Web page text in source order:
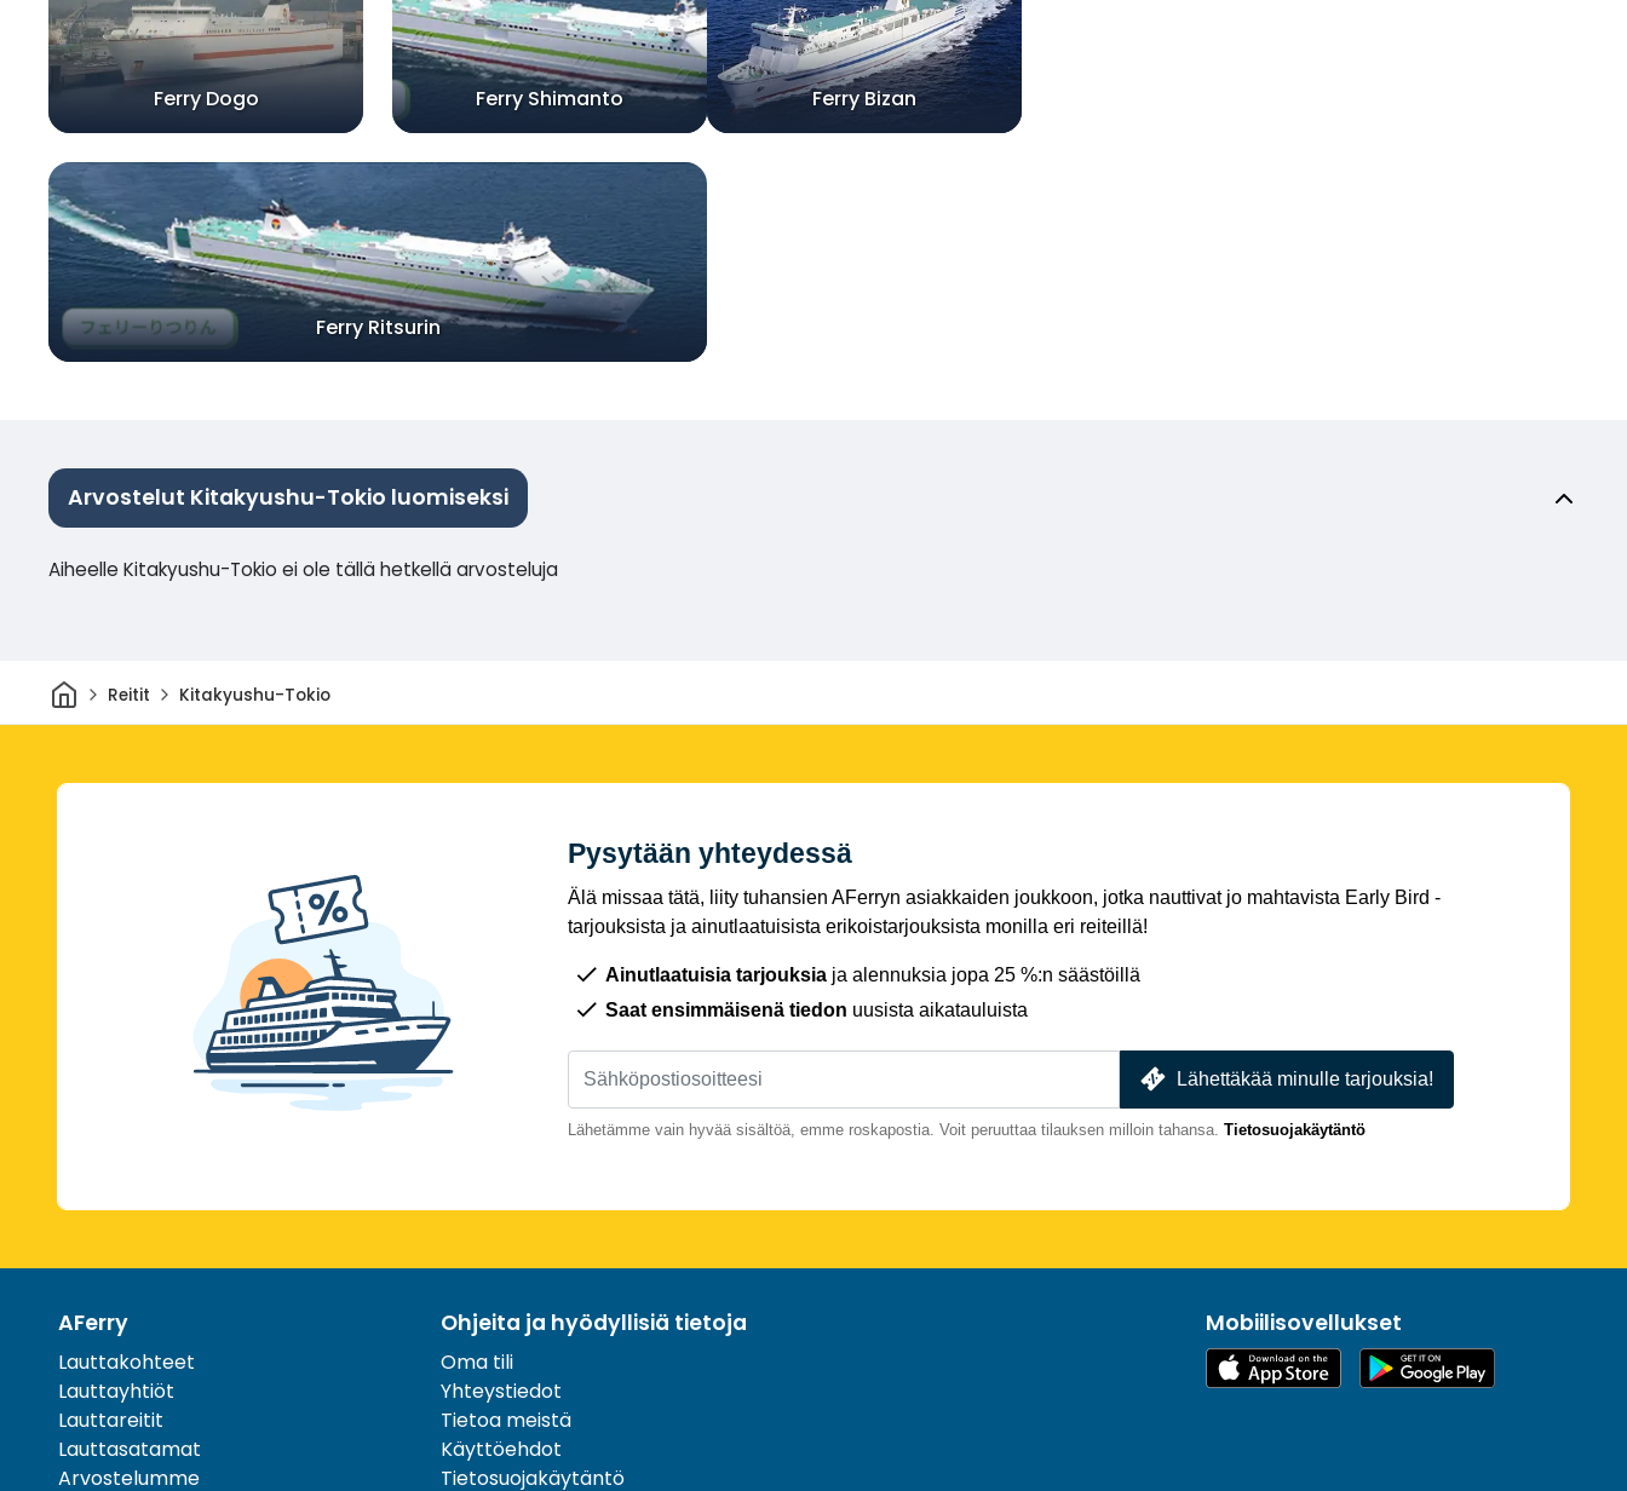
Ferry Dogo Ferry Shimanto
Ferry Ritsurin
Ferry Bizan
Arvostelut Kitakyushu-Tokio luomiseksi
Aiheelle Kitakyushu-Tokio ei ole tällä hetkellä arvosteluja
KotiinReitit Kitakyushu-Tokio
Pysytään yhteydessä
Älä missaa tätä, liity tuhansien AFerryn asiakkaiden joukkoon, jotka nauttivat jo mahtavista Early Bird -
tarjouksista ja ainutlaatuisista erikoistarjouksista monilla eri reiteillä!
Ainutlaatuisia tarjouksia ja alennuksia jopa 25 %:n säästöillä
Saat ensimmäisenä tiedon uusista aikatauluista
Lähettäkää minulle tarjouksia!
Lähetämme vain hyvää sisältöä, emme roskapostia. Voit peruuttaa tilauksen milloin tahansa. Tietosuojakäytäntö
AFerry
Lauttakohteet
Lauttayhtiöt
Lauttareitit
Lauttasatamat
Arvostelumme
Ohjeita ja hyödyllisiä tietoja
Oma tili
Yhteystiedot
Tietoa meistä
Käyttöehdot
Tietosuojakäytäntö
Mobiilisovellukset